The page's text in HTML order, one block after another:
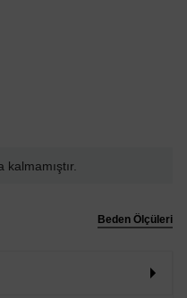
kalmamıştır.
Beden Ölçüleri